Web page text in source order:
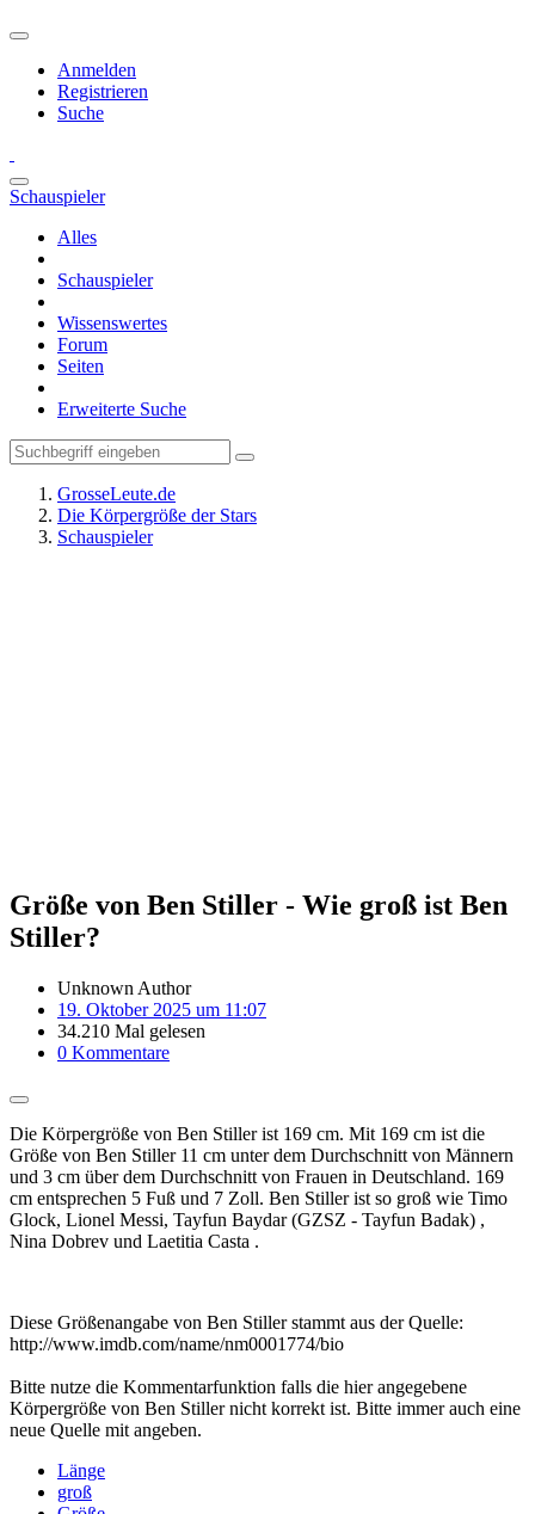
Anmelden
Registrieren
Suche
Schauspieler
Alles
Schauspieler
Wissenswertes
Forum
Seiten
Erweiterte Suche
GrosseLeute.de
Die Körpergröße der Stars
Schauspieler
Größe von Ben Stiller - Wie groß ist Ben
Stiller?
Unknown Author
19. Oktober 2025 um 11:07
34.210 Mal gelesen
0 Kommentare
Die Körpergröße von Ben Stiller ist 169 cm. Mit 169 cm ist die
Größe von Ben Stiller 11 cm unter dem Durchschnitt von Männern
und 3 cm über dem Durchschnitt von Frauen in Deutschland. 169
cm entsprechen 5 Fuß und 7 Zoll. Ben Stiller ist so groß wie Timo
Glock, Lionel Messi, Tayfun Baydar (GZSZ - Tayfun Badak) ,
Nina Dobrev und Laetitia Casta .
Diese Größenangabe von Ben Stiller stammt aus der Quelle:
http://www.imdb.com/name/nm0001774/bio
Bitte nutze die Kommentarfunktion falls die hier angegebene
Körpergröße von Ben Stiller nicht korrekt ist. Bitte immer auch eine
neue Quelle mit angeben.
Länge
groß